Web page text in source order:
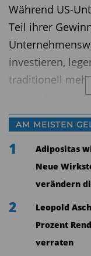
Während US-
Teil ihrer
investieren,
traditionell
stabile
Ein Vergleich
% auf. Im
AM MEISTEN
1
Adipositas
Neue
verändern
2
Leopold
Prozent
verraten